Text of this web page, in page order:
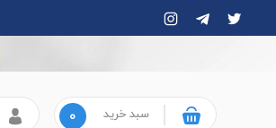
سبد خرید ۰